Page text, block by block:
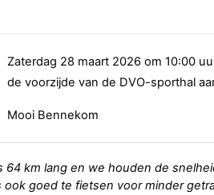
Zaterdag 28 maart 2026 om 10:00
de voorzijde van de DVO-sporthal
Mooi Bennekom
64 km lang en we houden de
ook goed te fietsen voor minder